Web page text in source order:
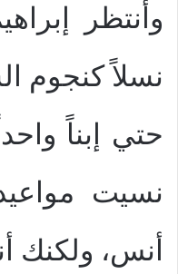
وأنتظر
نسلاً كنجوم
حتي إبناً
نسيت
أنس، ولكنك